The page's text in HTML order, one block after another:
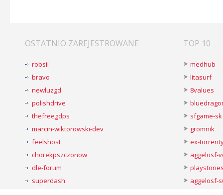
OSTATNIO ZAREJESTROWANE
robsil
bravo
newluzgd
polishdrive
thefreegdps
marcin-wiktorowski-dev
feelshost
chorekpszczonow
dle-forum
superdash
TOP 10
medhub
litasurf
8values
sfgame-sk
gromnik
ex-
aggelosf-
aggelosf-